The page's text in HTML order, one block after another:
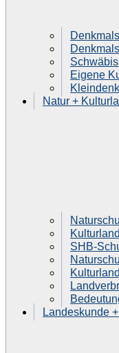
Eigene
Natur +
SHB-
Landeskunde